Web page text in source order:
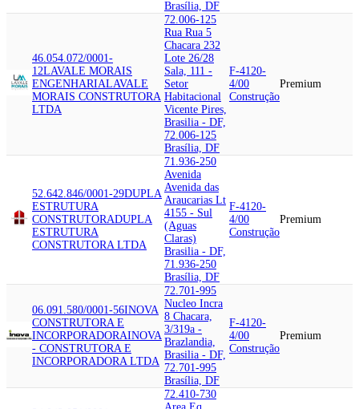
Brasília, DF
46.054.072/0001-
12LAVALE MORAIS
ENGENHARIALAVALE
MORAIS CONSTRUTORA
LTDA
72.006-125
Rua Rua 5
Chacara 232
Lote 26/28
Sala, 111 -
Setor
Habitacional
Vicente Pires,
Brasilia - DF,
72.006-125
Brasília, DF
F-4120-
4/00
Construção
Premium
52.642.846/0001-29DUPLA
ESTRUTURA
CONSTRUTORADUPLA
ESTRUTURA
CONSTRUTORA LTDA
71.936-250
Avenida
Avenida das
Araucarias Lt
4155 - Sul
(Aguas
Claras)
Brasilia - DF,
71.936-250
Brasília, DF
F-4120-
4/00
Construção
Premium
06.091.580/0001-56INOVA
CONSTRUTORA E
INCORPORADORAINOVA
- CONSTRUTORA E
INCORPORADORA LTDA
72.701-995
Nucleo Incra
8 Chacara,
3/319a -
Brazlandia,
Brasilia - DF,
72.701-995
Brasília, DF
F-4120-
4/00
Construção
Premium
72.410-730